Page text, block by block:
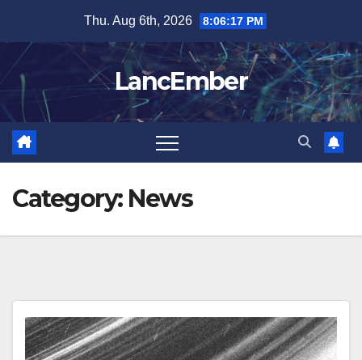
content
Thu. Aug 6th, 2026 8:06:18 PM
LancEmber
Category: News